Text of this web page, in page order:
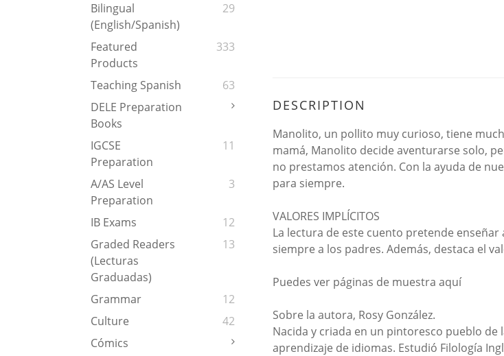
Bilingual
(English/Spanish)
29
Featured
Products
333
Teaching Spanish
63
DELE Preparation
Books
IGCSE
Preparation
11
A/AS Level
Preparation
3
IB Exams
12
Graded Readers
(Lecturas
Graduadas)
13
Grammar
12
Culture
42
Cómics
DESCRIPTION
Manolito, un pollito muy curioso, tiene
mamá, Manolito decide aventurarse solo,
no prestamos atención. Con la ayuda de
para siempre.
VALORES IMPLÍCITOS
La lectura de este cuento pretende
siempre a los padres. Además, destaca el
Puedes ver páginas de muestra aquí
Sobre la autora, Rosy González.
Nacida y criada en un pintoresco pueblo
aprendizaje de idiomas. Estudió Filología